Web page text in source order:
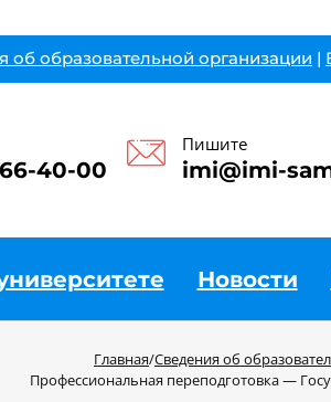
об образовательной организации |
40-00
Пишите
imi@imi-
Новости
Главная/Сведения об
Профессиональная переподготовка —